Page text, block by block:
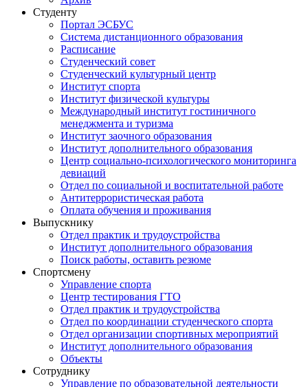
Студенту
Портал ЭСБУС
Система дистанционного образования
Расписание
Студенческий совет
Студенческий культурный центр
Институт спорта
Институт физической культуры
Международный институт гостиничного
менеджмента и туризма
Институт заочного образования
Институт дополнительного образования
Центр социально-психологического мониторинга
девиаций
Отдел по социальной и воспитательной работе
Антитеррористическая работа
Оплата обучения и проживания
Выпускнику
Отдел практик и трудоустройства
Институт дополнительного образования
Поиск работы, оставить резюме
Спортсмену
Управление спорта
Центр тестирования ГТО
Отдел практик и трудоустройства
Отдел по координации студенческого спорта
Отдел организации спортивных мероприятий
Институт дополнительного образования
Объекты
Сотруднику
Управление по образовательной деятельности